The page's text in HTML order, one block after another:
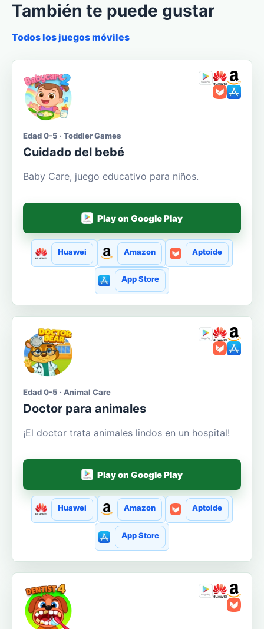
También te puede gustar
Todos los juegos móviles
Edad 0-5 · Toddler Games
Cuidado del bebé
Baby Care, juego educativo para niños.
Play on Google Play
Huawei Amazon Aptoide
App Store
Edad 0-5 · Animal Care
Doctor para animales
¡El doctor trata animales lindos en un hospital!
Play on Google Play
Huawei Amazon Aptoide
App Store